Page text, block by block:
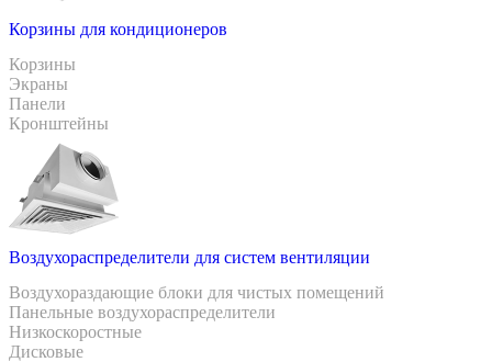
Корзины для кондиционеров
Корзины
Экраны
Панели
Кронштейны
Воздухораспределители для систем вентиляции
Воздухораздающие блоки для чистых помещений
Панельные воздухораспределители
Низкоскоростные
Дисковые